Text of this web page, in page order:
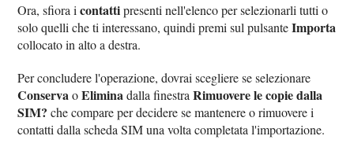
Ora, sfiora icontattipresenti nell'elenco per selezionarli tutti o
solo quelli che ti interessano, quindi premi sul pulsanteImporta
collocato in alto a destra.
Per concludere l'operazione, dovrai scegliere se selezionare
ConservaoEliminadalla finestraRimuovere le copie dalla
SIM? che compare per decidere se mantenere o rimuovere i
contatti dalla scheda SIM una volta completata l'importazione.